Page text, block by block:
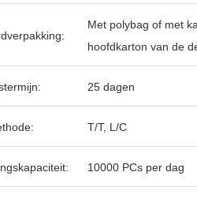
Met polybag of met
hoofdkarton van de
25 dagen
T/T, L/C
10000 PCs per dag